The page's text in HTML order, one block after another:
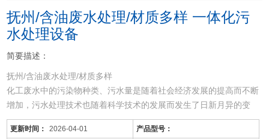
抚州/含油废水处理/材质多样 一体化污
水处理设备
简要描述：
抚州/含油废水处理/材质多样
化工废水中的污染物种类、污水量是随着社会经济发展的提高而不断
增加，污水处理技术也随着科学技术的发展而发生了日新月异的变
化，同时，旧的污水处理技术也不断被革新和发展着。尤其现在的化
工废水中的污染物是多种多样的，往往用一种工艺是不能将废水中所
更新时间： 2026-04-01 产品型号：